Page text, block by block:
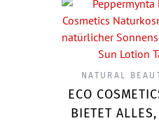
NATURAL
ECO
BIETET